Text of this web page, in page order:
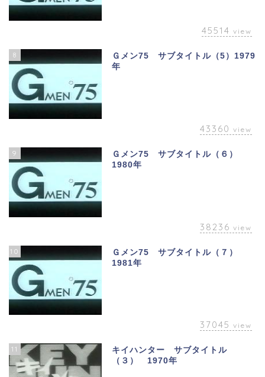
45514 view
8
Ｇメン75 サブタイトル（5）1979
年
43360 view
9
Ｇメン75 サブタイトル（６）
1980年
38236 view
10
Ｇメン75 サブタイトル（７）
1981年
37045 view
11
キイハンター サブタイトル
（３） 1970年